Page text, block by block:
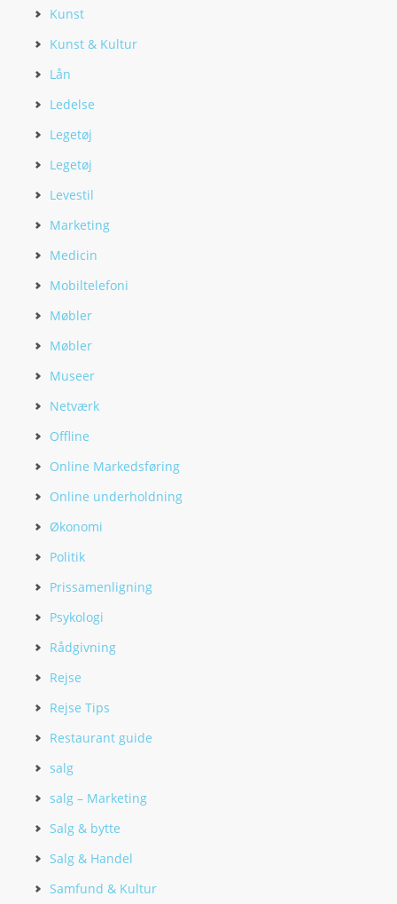
Kunst
Kunst & Kultur
Lån
Ledelse
Legetøj
Legetøj
Levestil
Marketing
Medicin
Mobiltelefoni
Møbler
Møbler
Museer
Netværk
Offline
Online Markedsføring
Online underholdning
Økonomi
Politik
Prissamenligning
Psykologi
Rådgivning
Rejse
Rejse Tips
Restaurant guide
salg
salg – Marketing
Salg & bytte
Salg & Handel
Samfund & Kultur